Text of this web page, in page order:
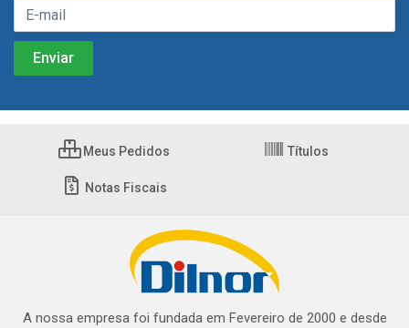
Meus Pedidos Títulos
Notas Fiscais
A nossa empresa foi fundada em Fevereiro de 2000 e desde